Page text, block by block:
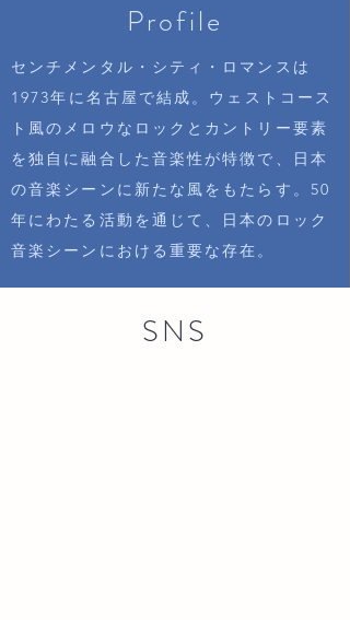
Profile
センチメンタル・シティ・ロマンスは
1973年に名古屋で結成。ウェストコース
ト風のメロウなロックとカントリー要素
を独自に融合した音楽性が特徴で、日本
の音楽シーンに新たな風をもたらす。50
年にわたる活動を通じて、日本のロック
音楽シーンにおける重要な存在。
SNS